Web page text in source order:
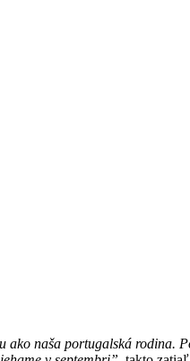
ako naša portugalská